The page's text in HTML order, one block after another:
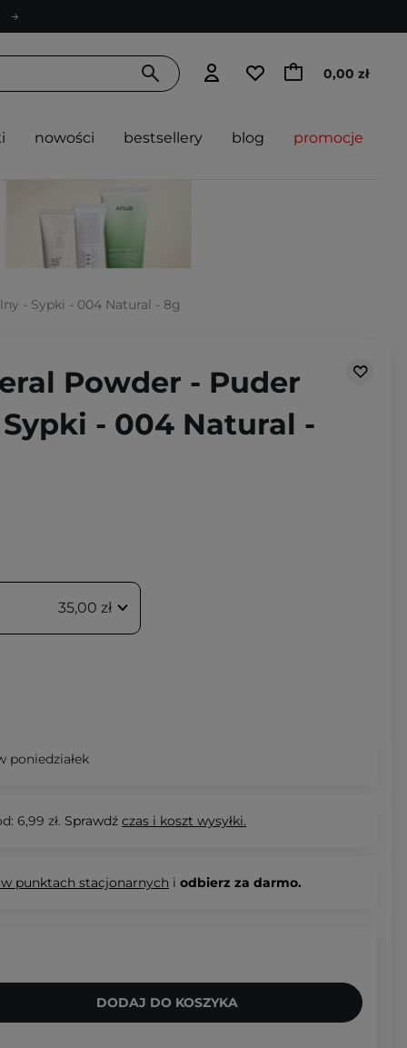
0,00 zł
nowości bestsellery blog promocje
- Sypki - 004 Natural - 8g
Powder - Puder
- 004 Natural -
35,00 zł
poniedziałek
6,99 zł. Sprawdź czas i koszt wysyłki.
punktach stacjonarnych i odbierz za darmo.
DODAJ DO KOSZYKA